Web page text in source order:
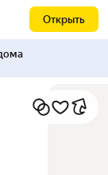
Открыть